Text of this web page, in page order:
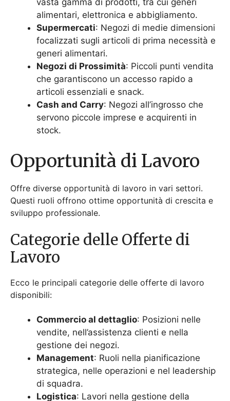
Opportunità di Lavoro
Offre diverse opportunità di lavoro in vari settori.
Questi ruoli offrono ottime opportunità di crescita e
sviluppo professionale.
Categorie delle Offerte di
Lavoro
Ecco le principali categorie delle offerte di lavoro
Commercio al dettaglio : Posizioni nelle
vendite, nell’assistenza clienti e nella
gestione dei negozi.
Management : Ruoli nella pianificazione
di squadra.
Logistica: Lavori nella gestione della
catena di approvvigionamento, nei
IT: Opportunità nello sviluppo software,
nella cybersecurity e nel supporto IT.
Posizioni a tempo pieno,
part-time e temporanee
L’azienda offre diversi tipi di impiego per soddisfare
varie esigenze: